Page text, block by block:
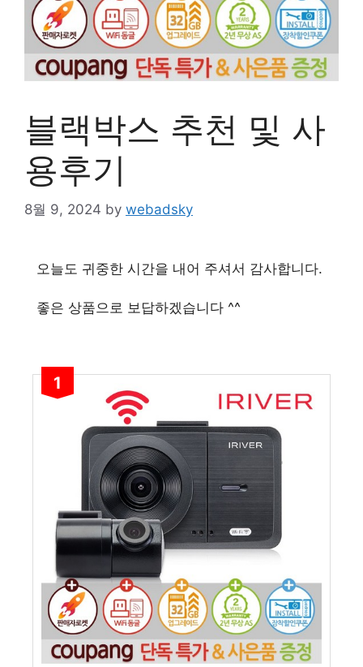
블랙박스 추천 및 사
용후기
8월 9, 2024 by webadsky
오늘도 귀중한 시간을 내어 주셔서 감사합니다.
좋은 상품으로 보답하겠습니다 ^^
1